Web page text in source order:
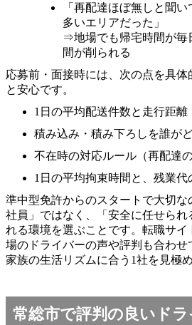
「再配達ほぼ無しと聞
多いエリアだった」
⇒地場でも帰宅時間が毎
間が削られる
応募前・面接時には、次の点を具体
と安心です。
1日の平均配送件数と走行距離
積み込み・積み下ろしを誰が
不在時の対応ルール（再配達
1日の平均拘束時間と、残業代
準中型免許からのスタートで大切な
社員」ではなく、「安全に任せられ
れる環境を選ぶことです。転職サイ
場のドライバーの声や評判も合わせ
家族の生活リズムに合う1社を見極
常総市で評判の良いド